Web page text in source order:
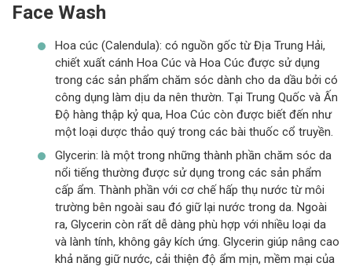
Face Wash
Hoa cúc (Calendula): có nguồn gốc từ Địa Trung Hải,
chiết xuất cánh Hoa Cúc và Hoa Cúc được sử dụng
trong các sản phẩm chăm sóc dành cho da dầu bởi có
công dụng làm dịu da nên thườn. Tại Trung Quốc và Ấn
Độ hàng thập kỷ qua, Hoa Cúc còn được biết đến như
một loại dược thảo quý trong các bài thuốc cổ truyền.
Glycerin: là một trong những thành phần chăm sóc da
nổi tiếng thường được sử dụng trong các sản phẩm
cấp ẩm. Thành phần với cơ chế hấp thụ nước từ môi
trường bên ngoài sau đó giữ lại nước trong da. Ngoài
ra, Glycerin còn rất dễ dàng phù hợp với nhiều loại da
và lành tính, không gây kích ứng. Glycerin giúp nâng cao
khả năng giữ nước, cải thiện độ ẩm mịn, mềm mại của